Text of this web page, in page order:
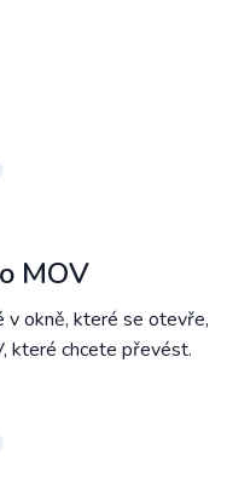
MOV
v okně, které se otevře,
které chcete převést.